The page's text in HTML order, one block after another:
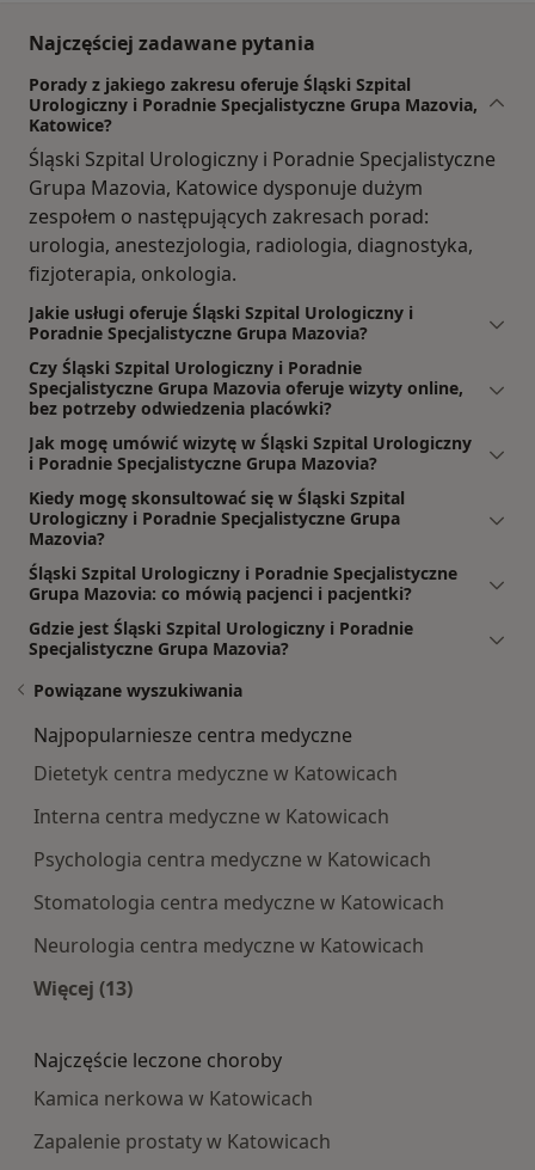
Najczęściej zadawane pytania
Porady z jakiego zakresu oferuje Śląski Szpital
Urologiczny i Poradnie Specjalistyczne Grupa Mazovia,
Katowice?
Śląski Szpital Urologiczny i Poradnie Specjalistyczne
Grupa Mazovia, Katowice dysponuje dużym
zespołem o następujących zakresach porad:
urologia, anestezjologia, radiologia, diagnostyka,
fizjoterapia, onkologia.
Jakie usługi oferuje Śląski Szpital Urologiczny i
Poradnie Specjalistyczne Grupa Mazovia?
Czy Śląski Szpital Urologiczny i Poradnie
Specjalistyczne Grupa Mazovia oferuje wizyty online,
bez potrzeby odwiedzenia placówki?
Jak mogę umówić wizytę w Śląski Szpital Urologiczny
i Poradnie Specjalistyczne Grupa Mazovia?
Kiedy mogę skonsultować się w Śląski Szpital
Urologiczny i Poradnie Specjalistyczne Grupa
Mazovia?
Śląski Szpital Urologiczny i Poradnie Specjalistyczne
Grupa Mazovia: co mówią pacjenci i pacjentki?
Gdzie jest Śląski Szpital Urologiczny i Poradnie
Specjalistyczne Grupa Mazovia?
Powiązane wyszukiwania
Najpopularniesze centra medyczne
Dietetyk centra medyczne w Katowicach
Interna centra medyczne w Katowicach
Psychologia centra medyczne w Katowicach
Stomatologia centra medyczne w Katowicach
Neurologia centra medyczne w Katowicach
Więcej (13)
Najczęście leczone choroby
Kamica nerkowa w Katowicach
Zapalenie prostaty w Katowicach